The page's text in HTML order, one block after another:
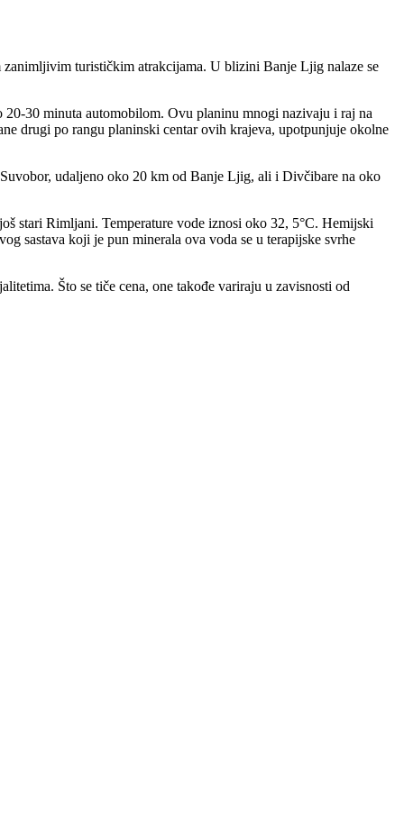
zanimljivim turističkim atrakcijama. U blizini Banje Ljig nalaze se
30 minuta automobilom. Ovu planinu mnogi nazivaju i raj na
drugi po rangu planinski centar ovih krajeva, upotpunjuje okolne
udaljeno oko 20 km od Banje Ljig, ali i Divčibare na oko
stari Rimljani. Temperature vode iznosi oko 32, 5°C. Hemijski
sastava koji je pun minerala ova voda se u terapijske svrhe
Što se tiče cena, one takođe variraju u zavisnosti od